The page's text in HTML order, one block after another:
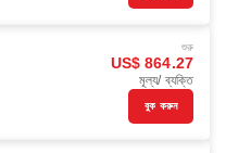
শুরু
US$ 864.27
মূল্য/ ব্যক্তি
বুক করুন